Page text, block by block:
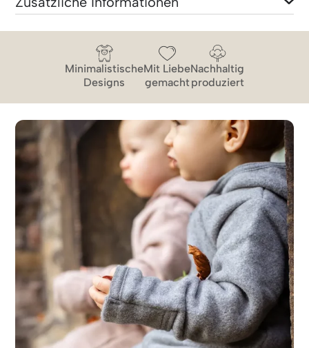
Minimalistische
Designs
Mit Liebe
gemacht
Nachhaltig
produziert